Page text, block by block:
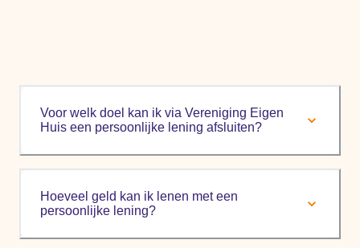
Voor welk doel kan ik via Vereniging Eigen
Huis een persoonlijke lening afsluiten?
Hoeveel geld kan ik lenen met een
persoonlijke lening?